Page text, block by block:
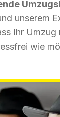
unserem
Ihr Umzug
wie